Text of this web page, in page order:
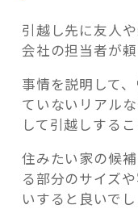
引越し先に友人
会社の担当者が頼
事情を説明して
ていないリアル
して引越しする
住みたい家の候
る部分のサイズ
いすると良いでし